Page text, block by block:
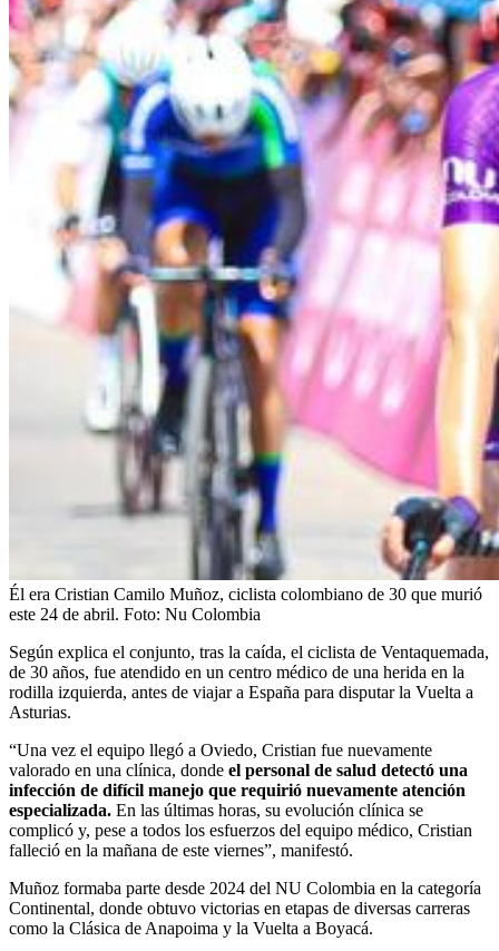
Él era Cristian Camilo Muñoz, ciclista colombiano de 30 que murió
este 24 de abril. Foto: Nu Colombia
Según explica el conjunto, tras la caída, el ciclista de Ventaquemada,
de 30 años, fue atendido en un centro médico de una herida en la
rodilla izquierda, antes de viajar a España para disputar la Vuelta a
Asturias.
“Una vez el equipo llegó a Oviedo, Cristian fue nuevamente
valorado en una clínica, donde el personal de salud detectó una
infección de difícil manejo que requirió nuevamente atención
especializada. En las últimas horas, su evolución clínica se
complicó y, pese a todos los esfuerzos del equipo médico, Cristian
falleció en la mañana de este viernes”, manifestó.
Muñoz formaba parte desde 2024 del NU Colombia en la categoría
Continental, donde obtuvo victorias en etapas de diversas carreras
como la Clásica de Anapoima y la Vuelta a Boyacá.